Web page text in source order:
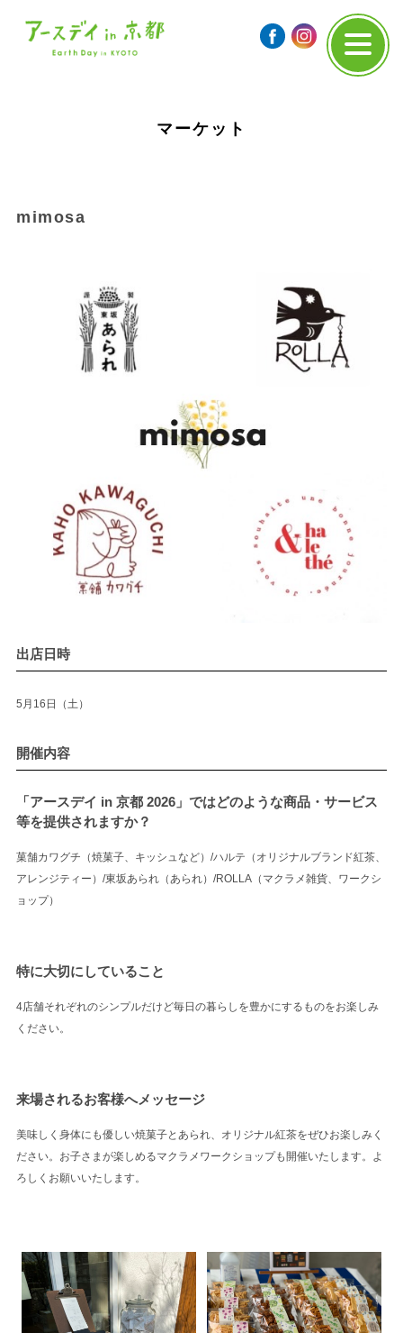
マーケット
mimosa
出店日時
5月16日（土）
開催内容
「アースデイ in 京都 2026」ではどのような商品・サービス
等を提供されますか？
菓舗カワグチ（焼菓子、キッシュなど）/ハルテ（オリジナルブランド紅茶、
アレンジティー）/東坂あられ（あられ）/ROLLA（マクラメ雑貨、ワークシ
ョップ）
特に大切にしていること
4店舗それぞれのシンプルだけど毎日の暮らしを豊かにするものをお楽しみ
ください。
来場されるお客様へメッセージ
美味しく身体にも優しい焼菓子とあられ、オリジナル紅茶をぜひお楽しみく
ださい。お子さまが楽しめるマクラメワークショップも開催いたします。よ
ろしくお願いいたします。